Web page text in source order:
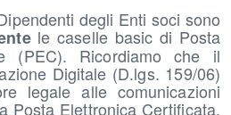
degli Enti soci sono
le caselle basic di Posta
(PEC). Ricordiamo che il
Digitale (D.lgs. 159/06)
legale alle comunicazioni
Posta Elettronica Certificata,